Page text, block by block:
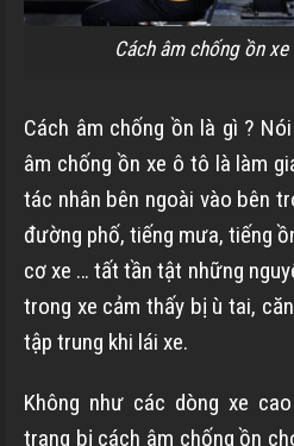
Cách âm chống ồn
Cách âm chống ồn là gì ?
âm chống ồn xe ô tô là làm
tác nhân bên ngoài vào bên
đường phố, tiếng mưa, tiếng
cơ xe … tất tần tật những
trong xe cảm thấy bị ù tai,
tập trung khi lái xe.
Không như các dòng xe
trang bị cách âm chống ồn